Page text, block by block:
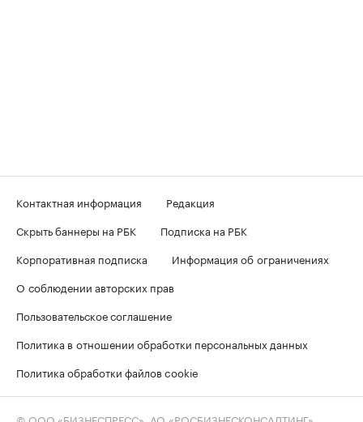
Контактная информация
Редакция
Скрыть баннеры на РБК
Подписка на РБК
Корпоративная подписка
Информация об ограничениях
О соблюдении авторских прав
Пользовательское соглашение
Политика в отношении обработки персональных данных
Политика обработки файлов cookie
© ООО «БИЗНЕСПРЕСС», АО «РОСБИЗНЕСКОНСАЛТИНГ»,